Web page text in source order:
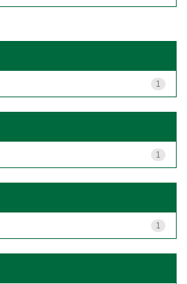
1
1
1